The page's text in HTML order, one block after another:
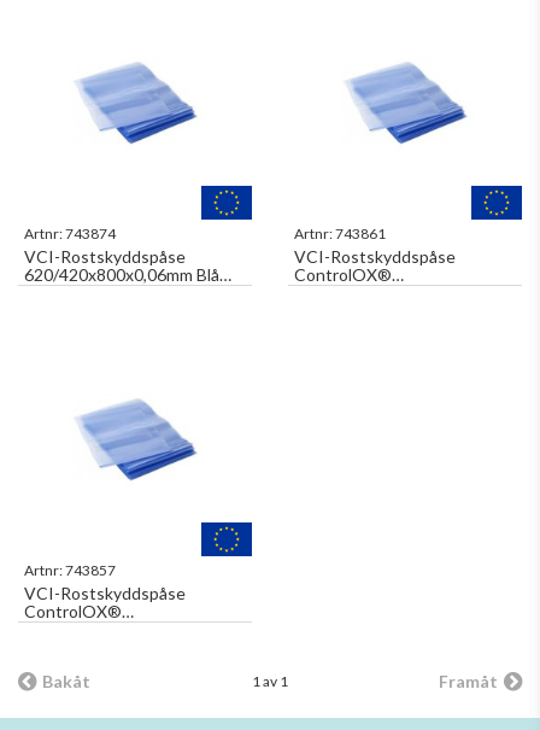
Artnr:743874
VCI-Rostskyddspåse
620/420x800x0,06mm Blå
med Invik Svetsbar 25st/rl
Artnr:743861
VCI-Rostskyddspåse
ControlOX®
500x700x0,10mm Blå
Artnr:743857
VCI-Rostskyddspåse
ControlOX®
405/320x785x0,06mm Blå
Bakåt
1 av 1 Framåt